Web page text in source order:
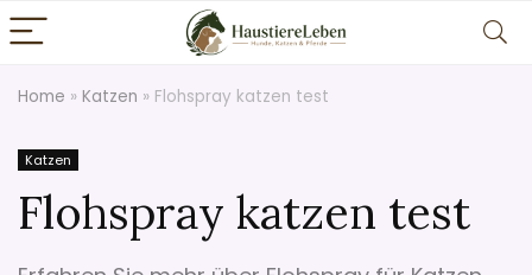
Home » Katzen » Flohspray katzen test
Katzen
Flohspray katzen test